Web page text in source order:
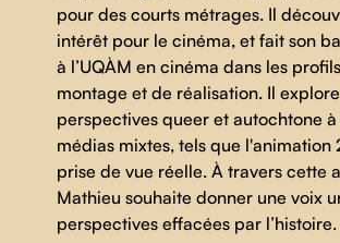
pour des courts métrages. Il
intérêt pour le cinéma, et fait son
à l’UQÀM en cinéma dans les
montage et de réalisation. Il
perspectives queer et autochtone
médias mixtes, tels que l'animation
prise de vue réelle. À travers cette
Mathieu souhaite donner une voix
perspectives effacées par l’histoire.